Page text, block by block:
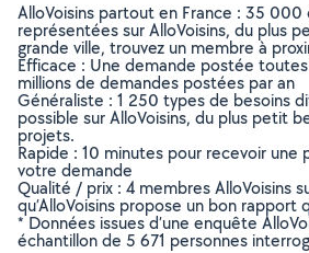
AlloVoisins partout en France : 35 000
représentées sur AlloVoisins, du plus
grande ville, trouvez un membre à
Efficace : Une demande postée
millions de demandes postées par an
Généraliste : 1 250 types de besoins
possible sur AlloVoisins, du plus petit
projets.
Rapide : 10 minutes pour recevoir une
votre demande
Qualité / prix : 4 membres AlloVoisins
qu’AlloVoisins propose un bon rapport
* Données issues d’une enquête
échantillon de 5 671 personnes